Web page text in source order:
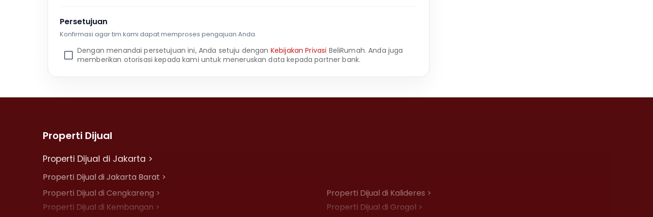
Persetujuan
Konfirmasi agar tim kami dapat memproses pengajuan Anda.
Dengan menandai persetujuan ini, Anda setuju dengan Kebijakan Privasi BeliRumah. Anda juga
memberikan otorisasi kepada kami untuk meneruskan data kepada partner bank.
Properti Dijual
Properti Dijual di Jakarta >
Properti Dijual di Jakarta Barat >
Properti Dijual di Cengkareng >
Properti Dijual di Kalideres >
Properti Dijual di Kembangan >
Properti Dijual di Grogol >